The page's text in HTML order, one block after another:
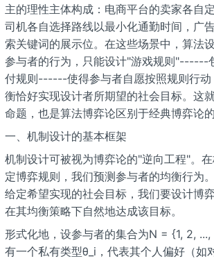
主的理性主体构成：电商平台的卖家各自
司机各自选择路线以最小化通勤时间，广
索关键词的展示位。在这些场景中，算法
参与者的行为，只能设计"游戏规则"------
付规则------使得参与者自愿按照规则行动
衡恰好实现设计者所期望的社会目标。这
命题，也是算法博弈论区别于经典博弈论的
一、机制设计的基本框架
机制设计可被视为博弈论的"逆向工程"。
定博弈规则，我们预测参与者的均衡行为
给定希望实现的社会目标，我们要设计博
在其均衡策略下自然地达成该目标。
形式化地，设参与者的集合为N = {1, 2,
有一个私有类型θ_i，代表其个人偏好（如